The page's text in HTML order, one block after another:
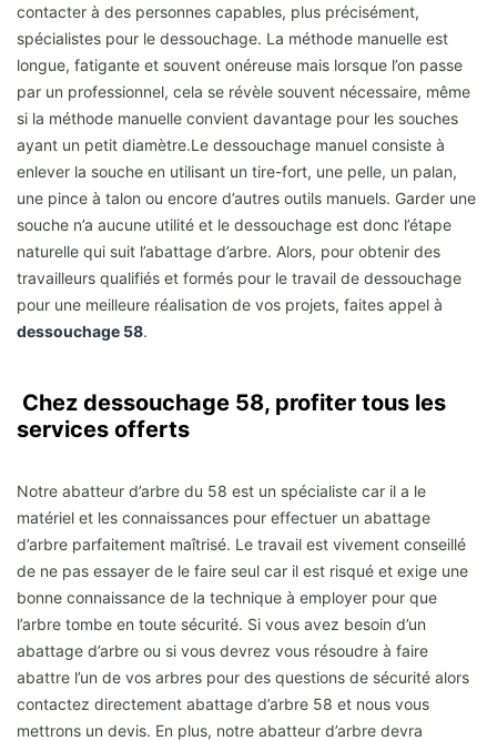
contacter à des personnes capables, plus précisément,
spécialistes pour le dessouchage. La méthode manuelle est
longue, fatigante et souvent onéreuse mais lorsque l’on passe
par un professionnel, cela se révèle souvent nécessaire, même
si la méthode manuelle convient davantage pour les souches
ayant un petit diamètre.Le dessouchage manuel consiste à
enlever la souche en utilisant un tire-fort, une pelle, un palan,
une pince à talon ou encore d’autres outils manuels. Garder une
souche n’a aucune utilité et le dessouchage est donc l’étape
naturelle qui suit l’abattage d’arbre. Alors, pour obtenir des
travailleurs qualifiés et formés pour le travail de dessouchage
pour une meilleure réalisation de vos projets, faites appel à
dessouchage 58.
Chez dessouchage 58, profiter tous les
services offerts
Notre abatteur d’arbre du 58 est un spécialiste car il a le
matériel et les connaissances pour effectuer un abattage
d’arbre parfaitement maîtrisé. Le travail est vivement conseillé
de ne pas essayer de le faire seul car il est risqué et exige une
bonne connaissance de la technique à employer pour que
l’arbre tombe en toute sécurité. Si vous avez besoin d’un
abattage d’arbre ou si vous devrez vous résoudre à faire
abattre l’un de vos arbres pour des questions de sécurité alors
contactez directement abattage d’arbre 58 et nous vous
mettrons un devis. En plus, notre abatteur d’arbre devra